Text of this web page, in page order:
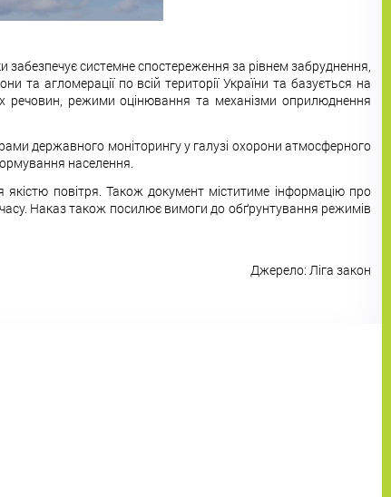
забезпечує системне спостереження за рівнем забруднення,
та агломерації по всій території України та базується на
речовин, режими оцінювання та механізми оприлюднення
державного моніторингу у галузі охорони атмосферного
населення.
повітря. Також документ міститиме інформацію про
Наказ також посилює вимоги до обґрунтування режимів
Джерело: Ліга закон